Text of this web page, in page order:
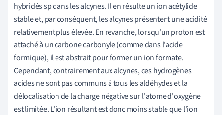
hybridés sp dans les alcynes. Il en résulte un ion acétylide
stable et, par conséquent, les alcynes présentent une acidité
relativement plus élevée. En revanche, lorsqu'un proton est
attaché à un carbone carbonyle (comme dans l'acide
formique), il est abstrait pour former un ion formate.
Cependant, contrairement aux alcynes, ces hydrogènes
acides ne sont pas communs à tous les aldéhydes et la
délocalisation de la charge négative sur l'atome d'oxygène
est limitée. L'ion résultant est donc moins stable que l'ion